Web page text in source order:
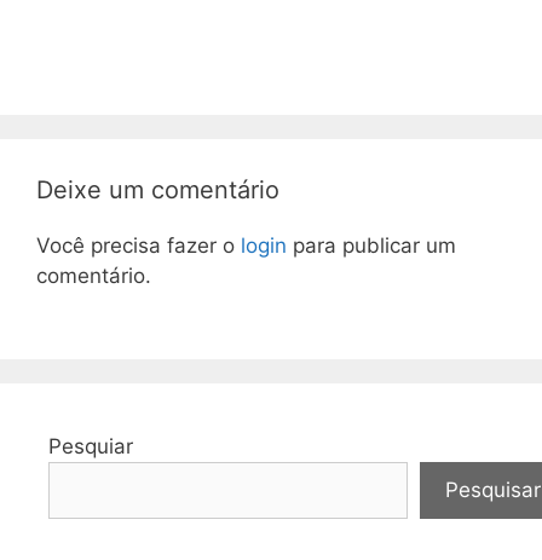
Deixe um comentário
Você precisa fazer o login para publicar um
comentário.
Pesquiar
Pesquisar